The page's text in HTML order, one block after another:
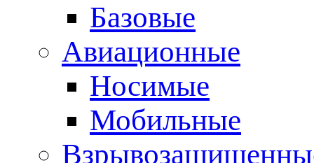
Базовые
Авиационные
Носимые
Мобильные